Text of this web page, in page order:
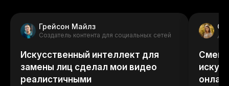
Грейсон Майлз
Создатель контента для социальных сетей
Искусственный интеллект для
замены лиц сделал мои видео
реалистичными